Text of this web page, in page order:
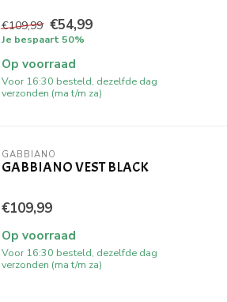
€109,99 €54,99
Je bespaart 50%
Op voorraad
Voor 16:30 besteld, dezelfde dag
verzonden (ma t/m za)
GABBIANO
GABBIANO VEST BLACK
€109,99
Op voorraad
Voor 16:30 besteld, dezelfde dag
verzonden (ma t/m za)